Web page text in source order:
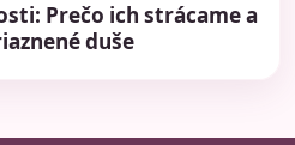
Prečo ich strácame a
duše